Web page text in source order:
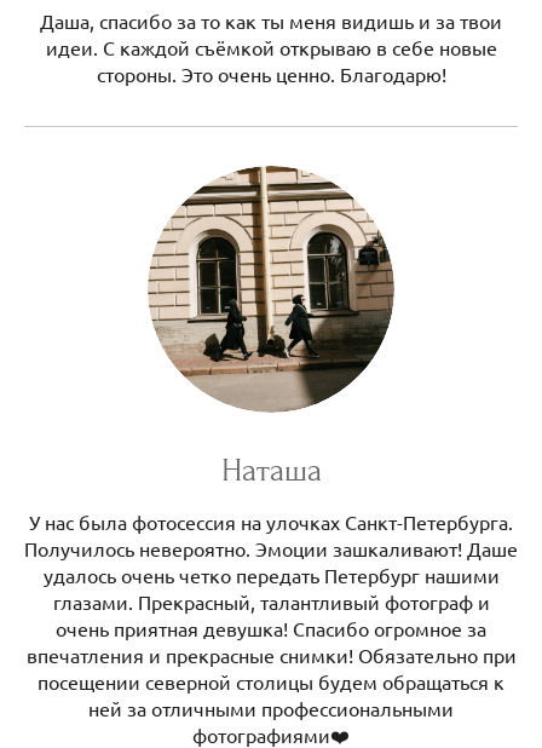
Даша, спасибо за то как ты меня видишь и за твои
идеи. С каждой съёмкой открываю в себе новые
стороны. Это очень ценно. Благодарю!
Наташа
У нас была фотосессия на улочках Санкт-Петербурга.
Получилось невероятно. Эмоции зашкаливают! Даше
удалось очень четко передать Петербург нашими
глазами. Прекрасный, талантливый фотограф и
очень приятная девушка! Спасибо огромное за
впечатления и прекрасные снимки! Обязательно при
посещении северной столицы будем обращаться к
ней за отличными профессиональными
фотографиями❤️